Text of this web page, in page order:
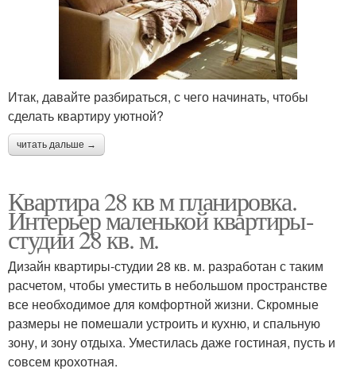
Итак, давайте разбираться, с чего начинать, чтобы
сделать квартиру уютной?
читать дальше →
Квартира 28 кв м планировка.
Интерьер маленькой квартиры-
студии 28 кв. м.
Дизайн квартиры-студии 28 кв. м. разработан с таким
расчетом, чтобы уместить в небольшом пространстве
все необходимое для комфортной жизни. Скромные
размеры не помешали устроить и кухню, и спальную
зону, и зону отдыха. Уместилась даже гостиная, пусть и
совсем крохотная.